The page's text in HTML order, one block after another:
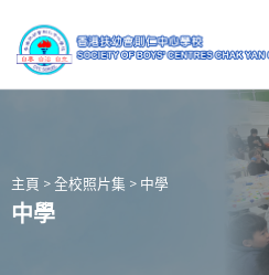
主頁 > 全校照片集 > 中學
中學